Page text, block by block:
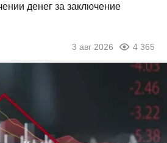
денег за заключение
3 авг 2026 4 365